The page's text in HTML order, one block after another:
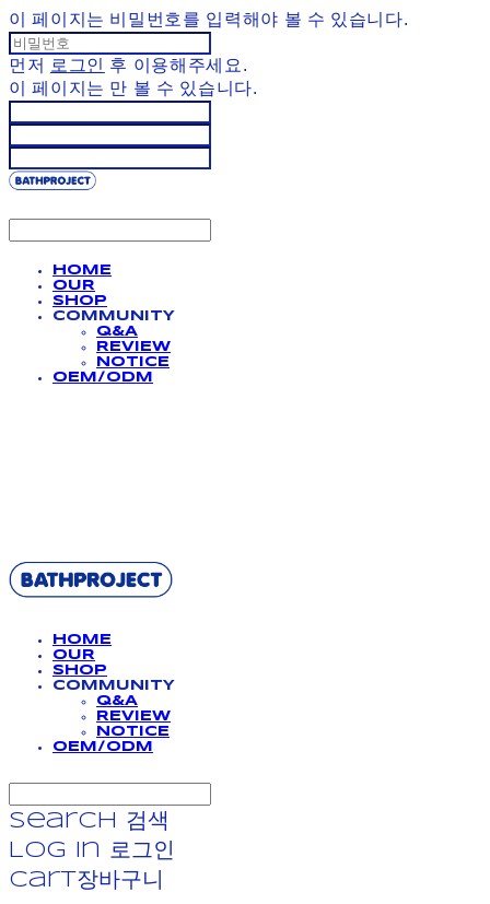
이 페이지는 비밀번호를 입력해야 볼 수 있습니다.
먼저 로그인 후 이용해주세요.
이 페이지는 만 볼 수 있습니다.
HOME
OUR
SHOP
COMMUNITY
Q&A
REVIEW
NOTICE
OEM/ODM
HOME
OUR
SHOP
COMMUNITY
Q&A
REVIEW
NOTICE
OEM/ODM
Search
검색
Log In
로그인
Cart장바구니